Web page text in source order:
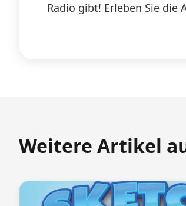
Radio gibt! Erleben Sie die
Weitere Artikel